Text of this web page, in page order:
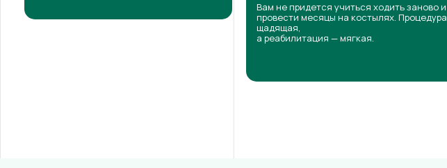
Вам не придется учиться ходить заново и
провести месяцы на костылях. Процедура
щадящая,
а реабилитация — мягкая.